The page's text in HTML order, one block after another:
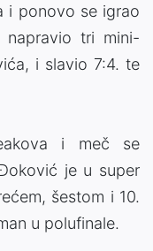
i ponovo se igrao
napravio tri mini-
i slavio 7:4. te
i meč se
je u super
šestom i 10.
u polufinale.